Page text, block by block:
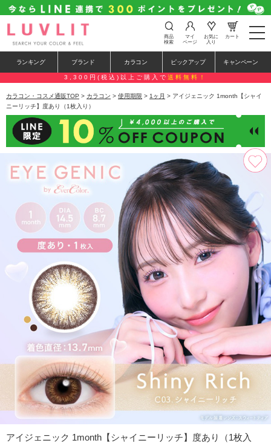
t
o
e
n
a
a
i
o
n
商品
検索
マイ
ページ
お気に
入り
カート
ランキング ブランド カラコン ピックアップ キャンペーン
3,300円(税込)以上ご購入で 送料無料！
カラコン・コスメ通販TOP > カラコン > 使用期限 > 1ヶ月 > アイジェニック 1month【シャイ
ニーリッチ】度あり（1枚入り）
アイジェニック 1month【シャイニーリッチ】度あり（1枚入